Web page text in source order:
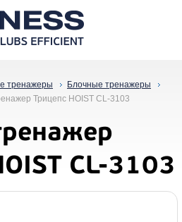
тренажеры
Блочные тренажеры
Трицепс HOIST CL-3103
CL-3103